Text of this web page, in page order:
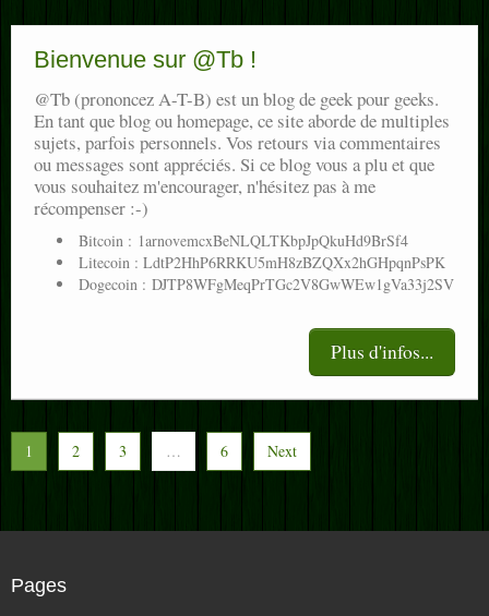
Bienvenue sur @Tb !
@Tb (prononcez A-T-B) est un blog de geek pour geeks.
En tant que blog ou homepage, ce site aborde de multiples
sujets, parfois personnels. Vos retours via commentaires
ou messages sont appréciés. Si ce blog vous a plu et que
vous souhaitez m'encourager, n'hésitez pas à me
récompenser :-)
Bitcoin : 1arnovemcxBeNLQLTKbpJpQkuHd9BrSf4
Litecoin : LdtP2HhP6RRKU5mH8zBZQXx2hGHpqnPsPK
Dogecoin : DJTP8WFgMeqPrTGc2V8GwWEw1gVa33j2SV
Plus d'infos...
1 2 3 … 6 Next
Pages